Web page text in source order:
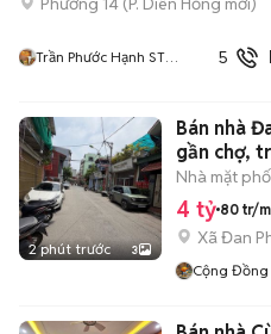
Trần Phước Hạnh ST
5.0
2 phút trước 3
Bán nhà
gần chợ,
Nhà mặt
4 tỷ 80 tr/
Xã Đan
Cộng